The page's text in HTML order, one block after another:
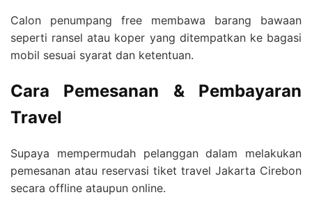
Calon penumpang free membawa barang bawaan
seperti ransel atau koper yang ditempatkan ke bagasi
mobil sesuai syarat dan ketentuan.
Cara Pemesanan & Pembayaran
Travel
Supaya mempermudah pelanggan dalam melakukan
pemesanan atau reservasi tiket travel Jakarta Cirebon
secara offline ataupun online.